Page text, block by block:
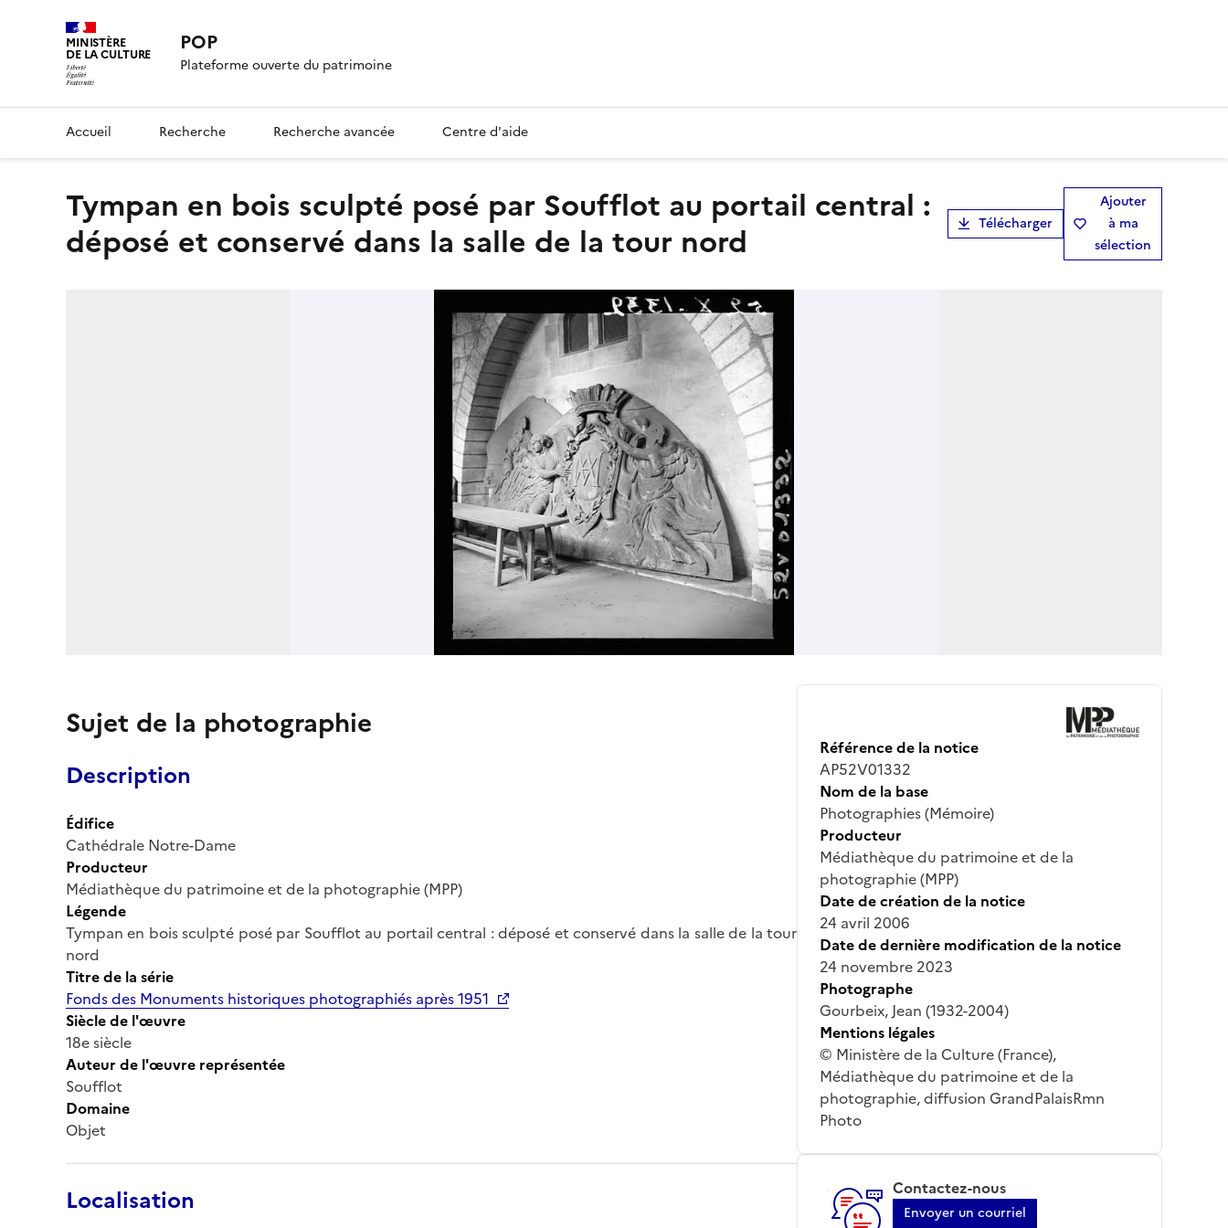
MINISTÈRE
DE LA CULTURE POP
Plateforme ouverte du patrimoine
Accueil Recherche Recherche avancée Centre d'aide
Tympan en bois sculpté posé par Soufflot au portail central :
déposé et conservé dans la salle de la tour nord
Télécharger
Ajouter
à ma
sélection
Sujet de la photographie
Description
Édifice
Cathédrale Notre-Dame
Producteur
Médiathèque du patrimoine et de la photographie (MPP)
Légende
Tympan en bois sculpté posé par Soufflot au portail central : déposé et conservé dans la salle de la tour
nord
Titre de la série
Fonds des Monuments historiques photographiés après 1951
Siècle de l'œuvre
18e siècle
Auteur de l'œuvre représentée
Soufflot
Domaine
Objet
Localisation
Référence de la notice
AP52V01332
Nom de la base
Photographies (Mémoire)
Producteur
Médiathèque du patrimoine et de la
photographie (MPP)
Date de création de la notice
24 avril 2006
Date de dernière modification de la notice
24 novembre 2023
Photographe
Gourbeix, Jean (1932-2004)
Mentions légales
© Ministère de la Culture (France),
Médiathèque du patrimoine et de la
photographie, diffusion GrandPalaisRmn
Photo
Contactez-nous
Envoyer un courriel